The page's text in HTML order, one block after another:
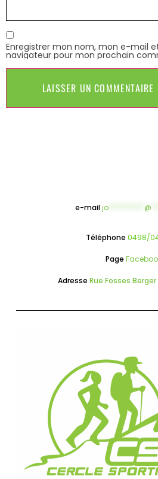
Enregistrer mon nom, mon e-mail
navigateur pour mon prochain
e-mailjo @
Téléphone 0498/
Page
Adresse Rue Fosses